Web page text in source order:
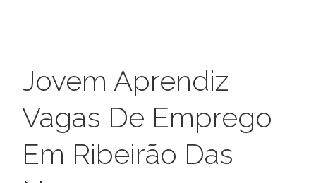
Jovem Aprendiz
Vagas De Emprego
Em Ribeirão Das